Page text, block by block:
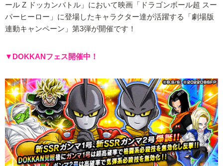
ール Z ドッカンバトル」において映画「ドラゴンボール超 スー
パーヒーロー」に登場したキャラクター達が活躍する「劇場版
連動キャンペーン」第3弾が開催です！
▼DOKKANフェス開催中！